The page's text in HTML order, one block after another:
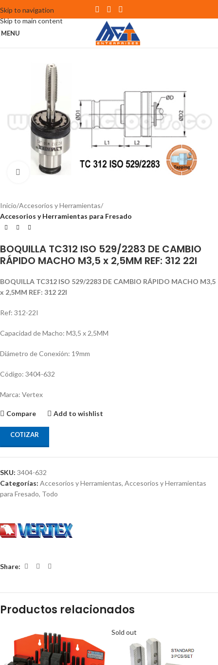
Skip to navigation
Skip to main content
MENU
Click to enlarge
Inicio Accesorios y Herramientas
Accesorios y Herramientas para Fresado
BOQUILLA TC312 ISO 529/2283 DE CAMBIO
RÁPIDO MACHO M3,5 x 2,5MM REF: 312 22I
BOQUILLA TC312 ISO 529/2283 DE CAMBIO RÁPIDO MACHO M3,5
x 2,5MM REF: 312 22I
Ref: 312-22I
Capacidad de Macho: M3,5 x 2,5MM
Diámetro de Conexión: 19mm
Código: 3404-632
Marca: Vertex
Compare Add to wishlist
COTIZAR
SKU: 3404-632
Categorías: Accesorios y Herramientas, Accesorios y Herramientas
para Fresado, Todo
Share:
Productos relacionados
Sold out